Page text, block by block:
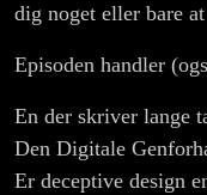
dig noget eller bare
Episoden handler
En der skriver lange
Den Digitale
Er deceptive design